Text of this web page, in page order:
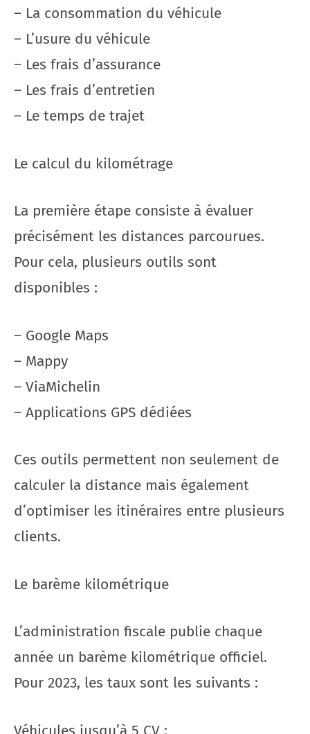
– La consommation du véhicule
– L’usure du véhicule
– Les frais d’assurance
– Les frais d’entretien
– Le temps de trajet
Le calcul du kilométrage
La première étape consiste à évaluer
précisément les distances parcourues.
Pour cela, plusieurs outils sont
disponibles :
– Google Maps
– Mappy
– ViaMichelin
– Applications GPS dédiées
Ces outils permettent non seulement de
calculer la distance mais également
d’optimiser les itinéraires entre plusieurs
clients.
Le barème kilométrique
L’administration fiscale publie chaque
année un barème kilométrique officiel.
Pour 2023, les taux sont les suivants :
Véhicules jusqu’à 5 CV :